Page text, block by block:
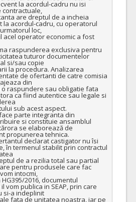
la acordul-cadru nu isi
contractuale,
are dreptul de a incheia
la acordul-cadru, cu operatorul
loc,
acel operator economic a fost
raspunderea exclusiva pentru
tuturor documentelor
si/sau copie
la procedura. Analizarea
de ofertanti de catre comisia
din
raspundere sau obligatie fata
ca fiind autentice sau legale si
sub acest aspect.
parte integranta din
si constituie ansamblul
se elaborează de
propunerea tehnica.
declarat castigator nu îsi
în termenul stabilit prin contractul
de a rezilia total sau partial
pentru produsele care fac
intocmi,
2016, documentul
vom publica in SEAP, prin care
si-a indeplinit
fata de unitatea noastra, iar pe